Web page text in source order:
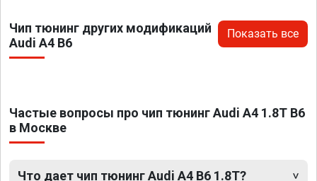
Чип тюнинг других модификаций
Audi A4 B6
Показать все
Частые вопросы про чип тюнинг Audi A4 1.8T B6
в Москве
Что дает чип тюнинг Audi A4 B6 1.8T?